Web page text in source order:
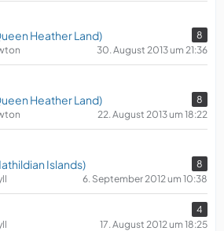
Heather Land)
8
30. August 2013 um 21:36
Heather Land)
8
22. August 2013 um 18:22
Islands)
8
6. September 2012 um 10:38
4
17. August 2012 um 18:25